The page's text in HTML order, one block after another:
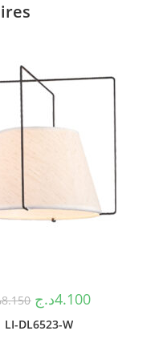
8.150 4.100د.ج
LI-DL6523-W